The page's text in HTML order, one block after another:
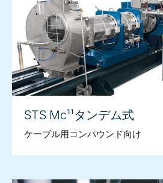
STS Mc¹¹タンデム式
ケーブル用コンパウンド向け